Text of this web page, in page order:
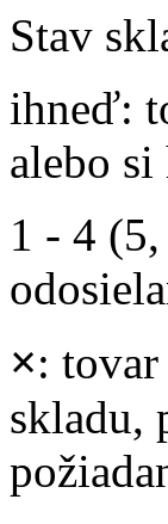
Stav
ihneď:
alebo
1 - 4
×:
skladu,